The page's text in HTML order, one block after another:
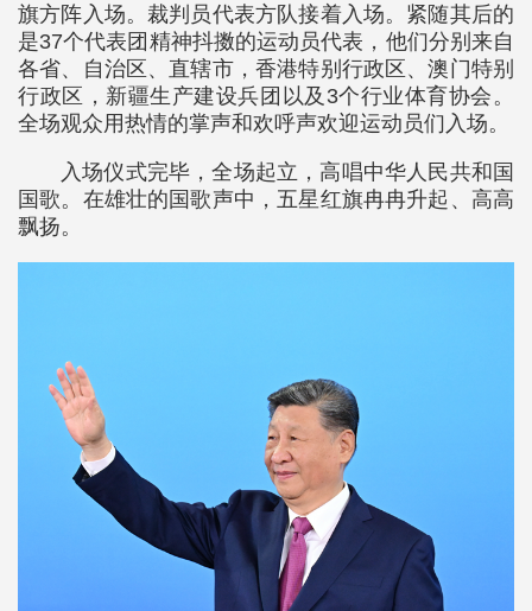
旗方阵入场。裁判员代表方队接着入场。紧随其后的
是37个代表团精神抖擞的运动员代表，他们分别来自
各省、自治区、直辖市，香港特别行政区、澳门特别
行政区，新疆生产建设兵团以及3个行业体育协会。
全场观众用热情的掌声和欢呼声欢迎运动员们入场。
入场仪式完毕，全场起立，高唱中华人民共和国
国歌。在雄壮的国歌声中，五星红旗冉冉升起、高高
飘扬。